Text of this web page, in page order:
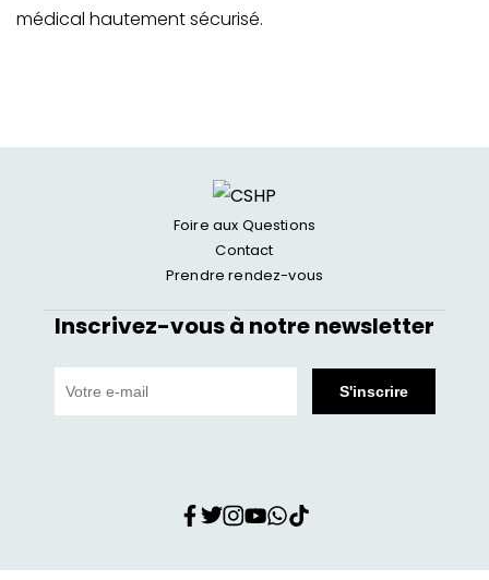
médical hautement sécurisé.
Foire aux Questions
Contact
Prendre rendez-vous
Inscrivez-vous à notre newsletter